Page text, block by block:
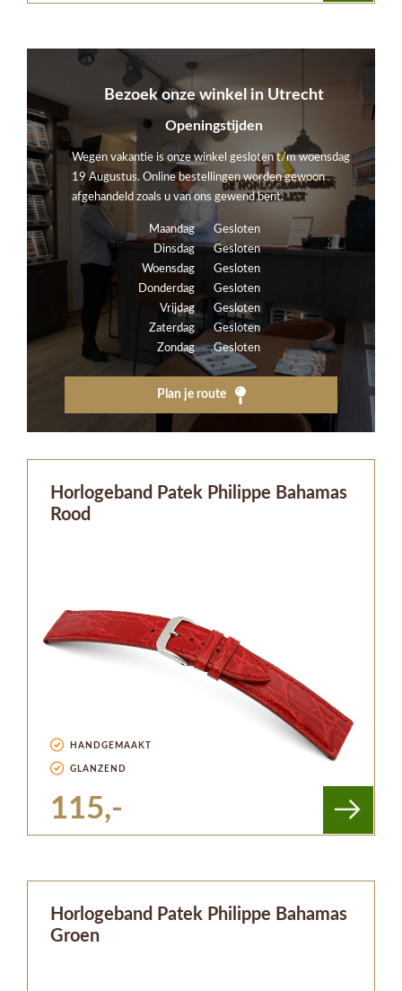
Bezoek onze winkel in Utrecht
Openingstijden
Wegen vakantie is onze winkel gesloten t/m woensdag
19 Augustus. Online bestellingen worden gewoon
afgehandeld zoals u van ons gewend bent.
Maandag
Gesloten
Dinsdag
Gesloten
Woensdag
Gesloten
Donderdag
Gesloten
Vrijdag
Gesloten
Zaterdag
Gesloten
Zondag
Gesloten
Plan je route
Horlogeband Patek Philippe Bahamas
Rood
HANDGEMAAKT
GLANZEND
115,-
Horlogeband Patek Philippe Bahamas
Groen